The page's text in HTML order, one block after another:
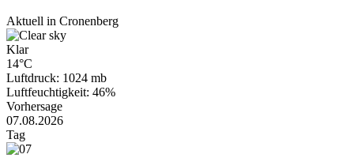
Aktuell in Cronenberg
Klar
14°C
Luftdruck: 1024 mb
Luftfeuchtigkeit: 46%
Vorhersage
07.08.2026
Tag